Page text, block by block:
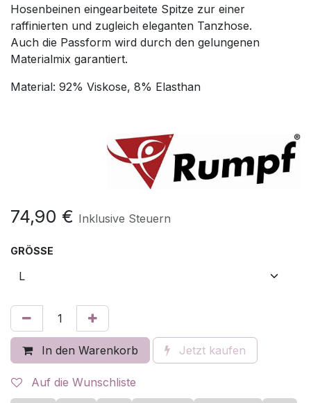
Hosenbeinen eingearbeitete Spitze zur einer
raffinierten und zugleich eleganten Tanzhose.
Auch die Passform wird durch den gelungenen
Materialmix garantiert.
Material: 92% Viskose, 8% Elasthan
74,90 € Inklusive Steuern
GRÖSSE
In den Warenkorb Jetzt kaufen
Auf die Wunschliste